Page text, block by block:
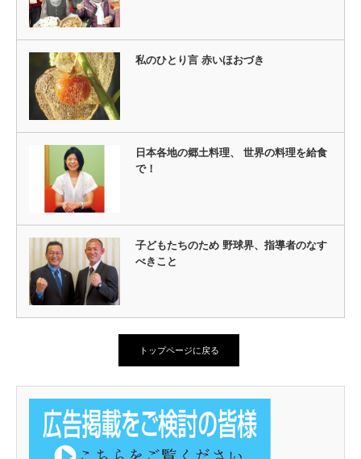
私のひとり言 赤いほおづき
日本各地の郷土料理、 世界の料理を給食
で！
子どもたちのため 野球界、指導者のなす
べきこと
トップページに戻る